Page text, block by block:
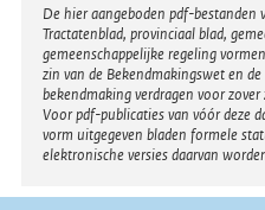
Disclaimer
De hier aangeboden pdf-bestanden
Tractatenblad, provinciaal blad,
gemeenschappelijke regeling
zin van de Bekendmakingswet en
bekendmaking verdragen voor
Voor pdf-publicaties van vóór deze
vorm uitgegeven bladen formele
elektronische versies daarvan